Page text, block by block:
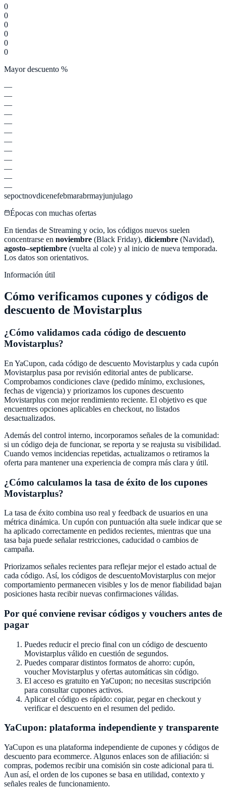
0
0
0
0
0
0
Mayor descuento %
—
—
—
—
—
—
—
—
—
—
—
—
sepoctnovdicenefebmarabrmayjunjulago
Épocas con muchas ofertas
En tiendas de Streaming y ocio, los códigos nuevos suelen
concentrarse en noviembre (Black Friday), diciembre (Navidad),
agosto–septiembre (vuelta al cole) y al inicio de nueva temporada.
Los datos son orientativos.
Información útil
Cómo verificamos cupones y códigos de
descuento de Movistarplus
¿Cómo validamos cada código de descuento
Movistarplus?
En YaCupon, cada código de descuento Movistarplus y cada cupón
Movistarplus pasa por revisión editorial antes de publicarse.
Comprobamos condiciones clave (pedido mínimo, exclusiones,
fechas de vigencia) y priorizamos los cupones descuento
Movistarplus con mejor rendimiento reciente. El objetivo es que
encuentres opciones aplicables en checkout, no listados
desactualizados.
Además del control interno, incorporamos señales de la comunidad:
si un código deja de funcionar, se reporta y se reajusta su visibilidad.
Cuando vemos incidencias repetidas, actualizamos o retiramos la
oferta para mantener una experiencia de compra más clara y útil.
¿Cómo calculamos la tasa de éxito de los cupones
Movistarplus?
La tasa de éxito combina uso real y feedback de usuarios en una
métrica dinámica. Un cupón con puntuación alta suele indicar que se
ha aplicado correctamente en pedidos recientes, mientras que una
tasa baja puede señalar restricciones, caducidad o cambios de
campaña.
Priorizamos señales recientes para reflejar mejor el estado actual de
cada código. Así, los códigos de descuentoMovistarplus con mejor
comportamiento permanecen visibles y los de menor fiabilidad bajan
posiciones hasta recibir nuevas confirmaciones válidas.
Por qué conviene revisar códigos y vouchers antes de
pagar
Puedes reducir el precio final con un código de descuento
Movistarplus válido en cuestión de segundos.
Puedes comparar distintos formatos de ahorro: cupón,
voucherMovistarplus y ofertas automáticas sin código.
El acceso es gratuito en YaCupon; no necesitas suscripción
para consultar cupones activos.
Aplicar el código es rápido: copiar, pegar en checkout y
verificar el descuento en el resumen del pedido.
YaCupon: plataforma independiente y transparente
YaCupon es una plataforma independiente de cupones y códigos de
descuento para ecommerce. Algunos enlaces son de afiliación: si
compras, podemos recibir una comisión sin coste adicional para ti.
Aun así, el orden de los cupones se basa en utilidad, contexto y
señales reales de funcionamiento.